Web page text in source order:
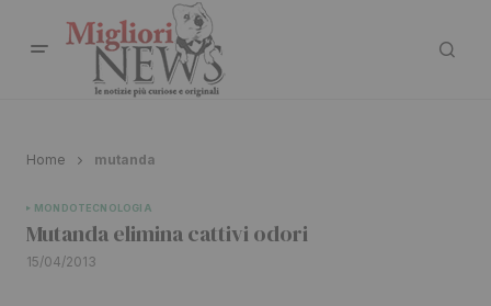
Home mutanda
MONDOTECNOLOGIA
Mutanda elimina cattivi odori
15/04/2013